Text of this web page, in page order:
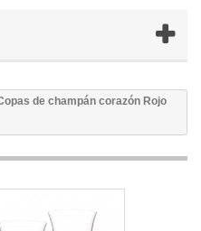
de champán corazón Rojo